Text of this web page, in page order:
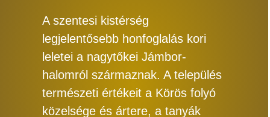
A szentesi kistérség
legjelentősebb honfoglalás kori
leletei a nagytőkei Jámbor-
halomról származnak. A település
természeti értékeit a Körös folyó
közelsége és ártere, a tanyák